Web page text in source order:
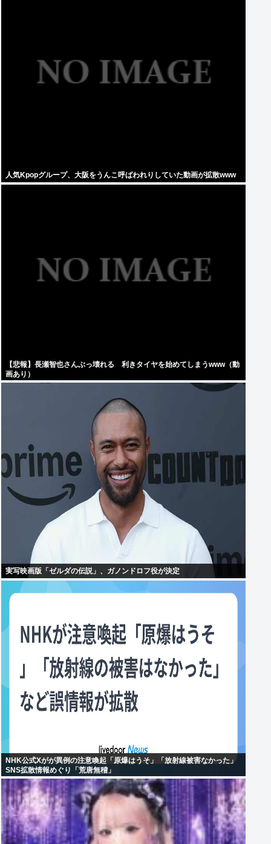
人気Kpopグループ、大阪をうんこ呼ばわれりしていた動画が拡散www
【悲報】長瀬智也さんぶっ壊れる 利きタイヤを始めてしまうwww（動
画あり）
実写映画版「ゼルダの伝説」、ガノンドロフ役が決定
NHK公式Xがが異例の注意喚起「原爆はうそ」「放射線被害なかった」
SNS拡散情報めぐり「荒唐無稽」